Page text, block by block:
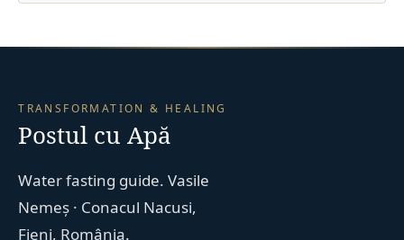
TRANSFORMATION & HEALING
Postul cu Apă
Water fasting guide. Vasile
Nemeș · Conacul Nacusi,
Fieni, România.